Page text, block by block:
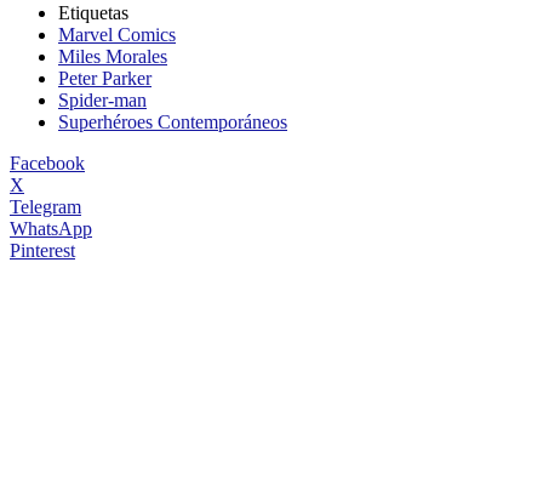
Etiquetas
Marvel Comics
Miles Morales
Peter Parker
Spider-man
Superhéroes Contemporáneos
Facebook
X
Telegram
WhatsApp
Pinterest